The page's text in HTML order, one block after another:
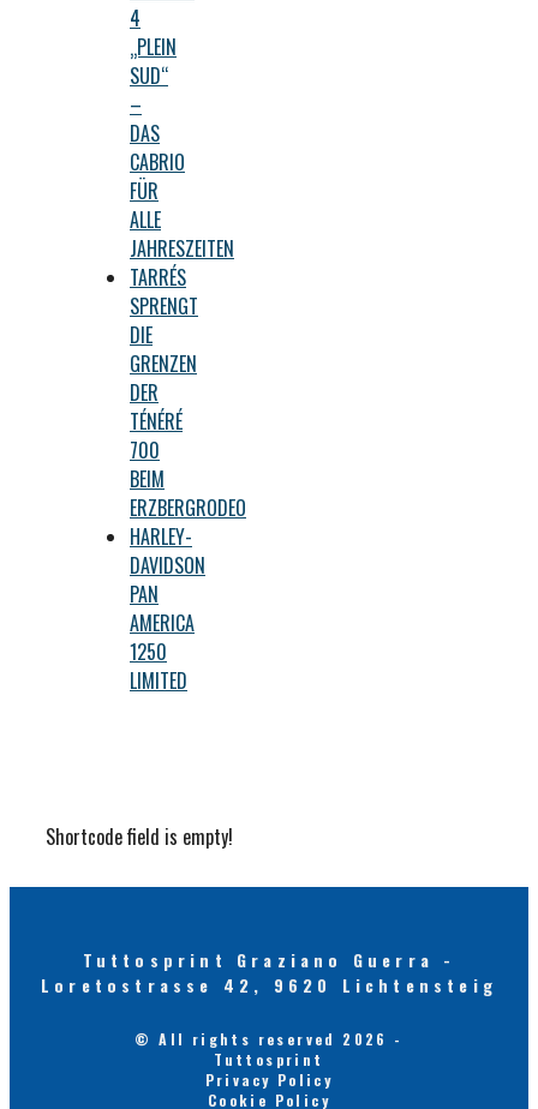
4
„PLEIN
SUD“
–
DAS
CABRIO
FÜR
ALLE
JAHRESZEITEN
TARRÉS
SPRENGT
DIE
GRENZEN
DER
TÉNÉRÉ
700
BEIM
ERZBERGRODEO
HARLEY-
DAVIDSON
PAN
AMERICA
1250
LIMITED
Shortcode field is empty!
Tuttosprint Graziano Guerra -
Loretostrasse 42, 9620 Lichtensteig
© All rights reserved 2026 -
Tuttosprint
Privacy Policy
Cookie Policy